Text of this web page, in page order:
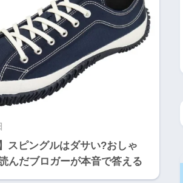
スピングルはダサい?おしゃ
んだブロガーが本音で答える